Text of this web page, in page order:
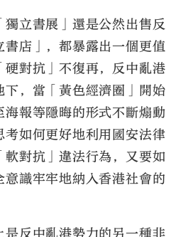
立書展」還是公然出售反
店」，都暴露出一個更值
對抗」不復再，反中亂港
，當「黃色經濟圈」開始
報等隱晦的形式不斷煽動
考如何更好地利用國安法律
對抗」違法行為，又要如
識牢牢地納入香港社會的
反中亂港勢力的另一種非